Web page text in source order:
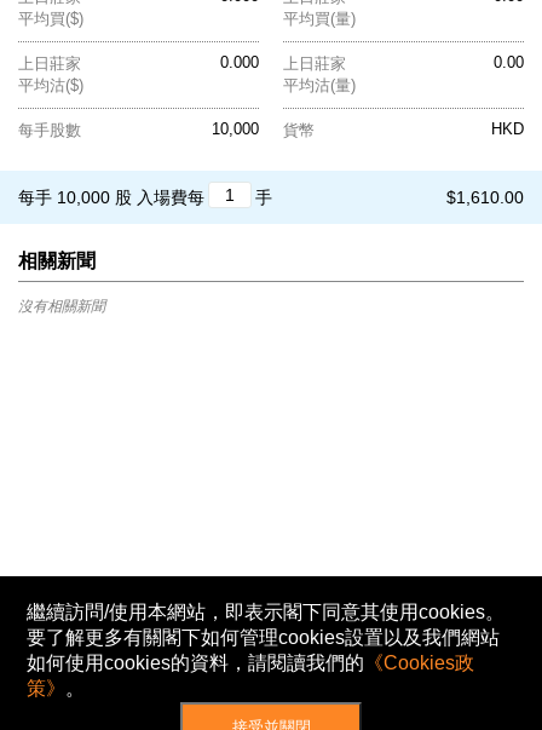
平均買($)
平均買(量)
0.000
上日莊家
平均沽($)
0.00
上日莊家
平均沽(量)
10,000
每手股數 HKD
貨幣
$1,610.00
每手 10,000 股 入場費每 手
相關新聞
沒有相關新聞
繼續訪問/使用本網站，即表示閣下同意其使用cookies。
要了解更多有關閣下如何管理cookies設置以及我們網站
如何使用cookies的資料，請閱讀我們的 《Cookies政
策》 。